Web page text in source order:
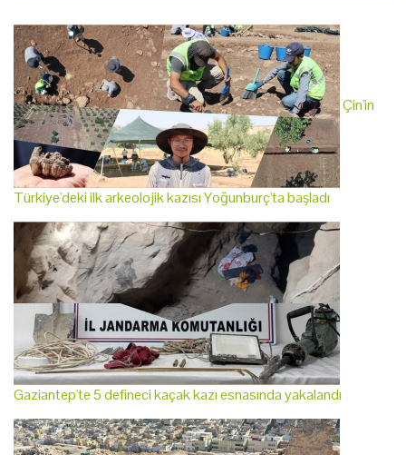
Çin'in
Türkiye'deki ilk arkeolojik kazısı Yoğunburç'ta başladı
Gaziantep'te 5 defineci kaçak kazı esnasında yakalandı